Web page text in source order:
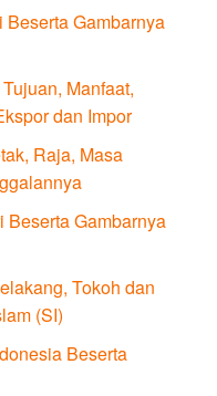
Gambarnya
Manfaat,
dan Impor
Raja, Masa
Gambarnya
Tokoh dan
(SI)
Beserta